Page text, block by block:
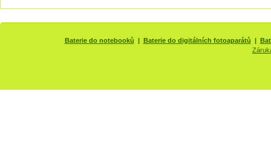
Baterie do notebooků | Baterie do digitálních fotoaparátů |